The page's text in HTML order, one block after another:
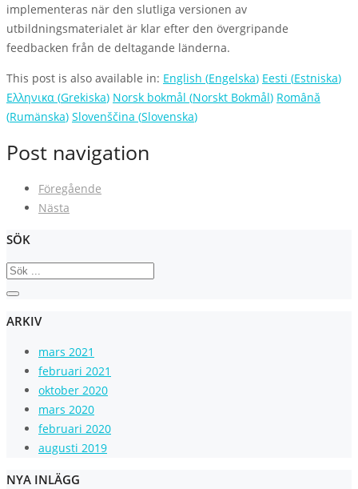
implementeras när den slutliga versionen av
utbildningsmaterialet är klar efter den övergripande
feedbacken från de deltagande länderna.
This post is also available in: English (Engelska) Eesti (Estniska)
Ελληνικα (Grekiska) Norsk bokmål (Norskt Bokmål) Română
(Rumänska) Slovenščina (Slovenska)
Post navigation
Föregående
Nästa
SÖK
ARKIV
mars 2021
februari 2021
oktober 2020
mars 2020
februari 2020
augusti 2019
NYA INLÄGG